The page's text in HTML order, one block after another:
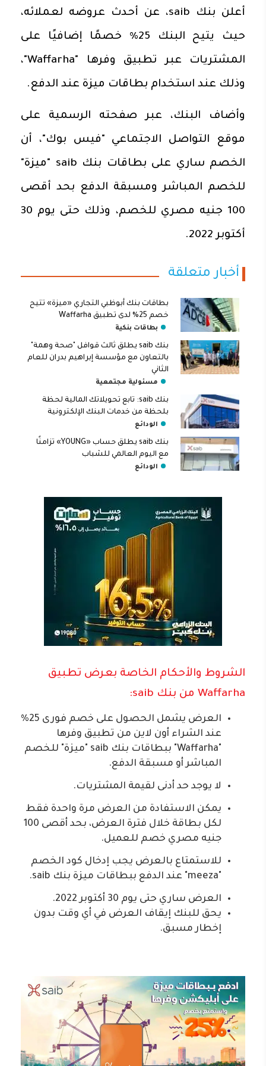
أعلن بنك saib، عن أحدث عروضه لعملائه،
حيث يتيح البنك 25% خصمًا إضافيًا على
المشتريات عبر تطبيق وفرها "Waffarha"،
وذلك عند استخدام بطاقات ميزة عند الدفع.
وأضاف البنك، عبر صفحته الرسمية على
موقع التواصل الاجتماعي "فيس بوك"، أن
الخصم ساري على بطاقات بنك saib "ميزة"
للخصم المباشر ومسبقة الدفع بحد أقصى
100 جنيه مصري للخصم، وذلك حتى يوم 30
أكتوبر 2022.
أخبار متعلقة
بطاقات بنك أبوظبي التجاري «ميزة» تتيح
خصم 25% لدى تطبيق Waffarha
بطاقات بنكية
بنك saib يطلق ثالث قوافل "صحة وهمة"
بالتعاون مع مؤسسة إبراهيم بدران للعام
الثاني
مسئولية مجتمعية
بنك saib: تابع تحويلاتك المالية لحظة
بلحظة من خدمات البنك الإلكترونية
الودائع
بنك saib يطلق حساب «YOUNG» تزامنًا
مع اليوم العالمي للشباب
الودائع
الشروط والأحكام الخاصة بعرض تطبيق
Waffarha من بنك saib:
العرض يشمل الحصول على خصم فورى 25%
عند الشراء أون لاين من تطبيق وفرها
"Waffarha" ببطاقات بنك saib "ميزة" للخصم
المباشر أو مسبقة الدفع.
لا يوجد حد أدنى لقيمة المشتريات.
يمكن الاستفادة من العرض مرة واحدة فقط
لكل بطاقة خلال فترة العرض، بحد أقصى 100
جنيه مصري خصم للعميل.
للاستمتاع بالعرض يجب إدخال كود الخصم
العرض ساري حتى يوم 30 أكتوبر 2022.
يحق للبنك إيقاف العرض في أي وقت بدون
إخطار مسبق.